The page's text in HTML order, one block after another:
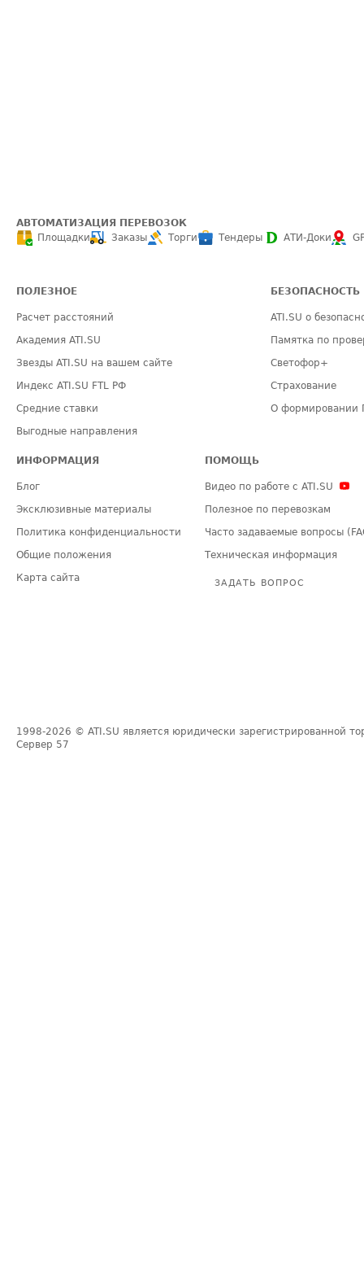
АВТОМАТИЗАЦИЯ ПЕРЕВОЗОК
Площадки
Заказы Торги Тендеры АТИ-Доки
ПОЛЕЗНОЕ
Расчет расстояний
Академия ATI.SU
Звезды ATI.SU на вашем сайте
Индекс ATI.SU FTL РФ
Средние ставки
Выгодные направления
БЕЗОПАСНОСТЬ
ATI.SU о
Памятка по
Светофор+
Страхование
О формировании
ИНФОРМАЦИЯ
Блог
Эксклюзивные материалы
Политика конфиденциальности
Общие положения
Карта сайта
ПОМОЩЬ
Видео по работе с ATI.SU
Полезное по перевозкам
Часто задаваемые вопросы
Техническая информация
ЗАДАТЬ ВОПРОС
1998-2026 © ATI.SU является юридически зарегистрированной
Сервер 57